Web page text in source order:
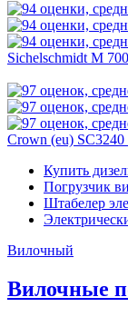
Sichelschmidt M
Crown (eu) SC3240
Купить
Погрузчик
Штабелер
Вилочный
Вилочные